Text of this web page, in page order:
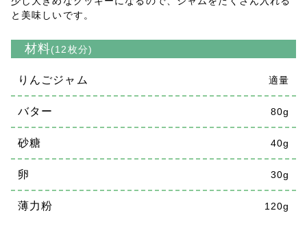
と美味しいです。
材料(12枚分)
りんごジャム 適量
バター 80g
砂糖 40g
卵 30g
薄力粉 120g